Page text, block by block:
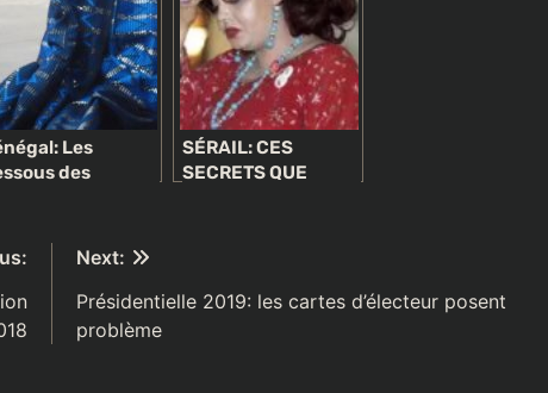
Les
des
SÉRAIL: CES
SECRETS QUE
Next:
Présidentielle 2019: les cartes d’électeur posent
problème